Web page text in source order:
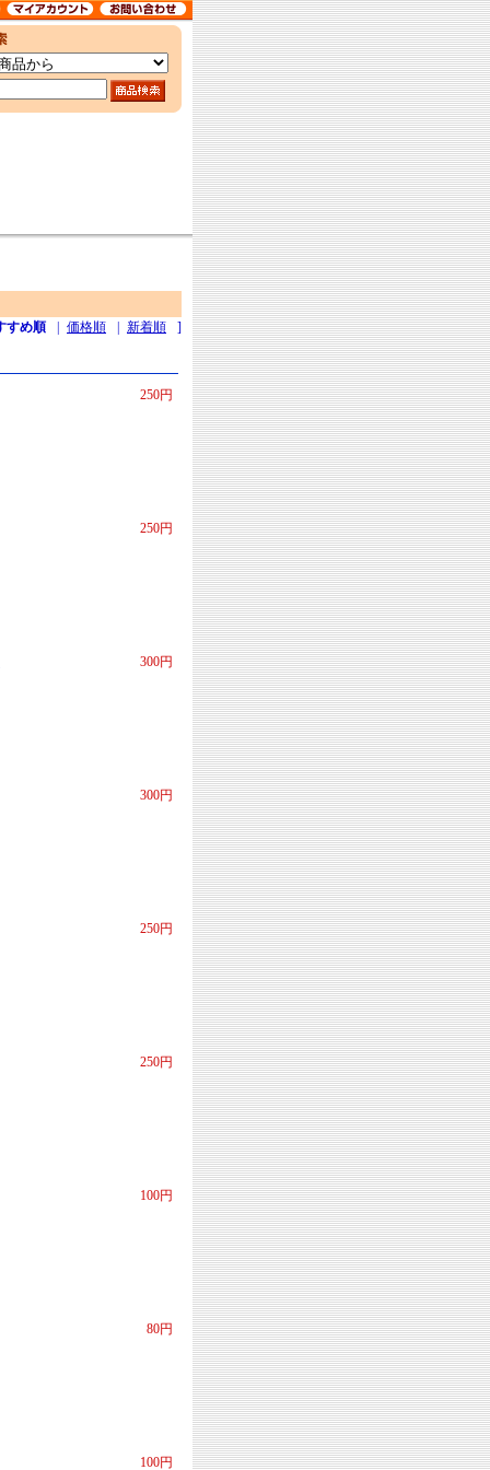
すめ順 価格順 新着順
]
250円
250円
300円
300円
250円
250円
100円
80円
100円